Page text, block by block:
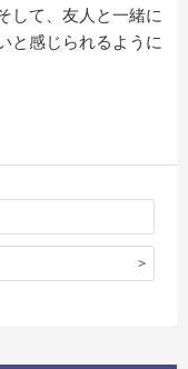
して、友人と一緒に
と感じられるように